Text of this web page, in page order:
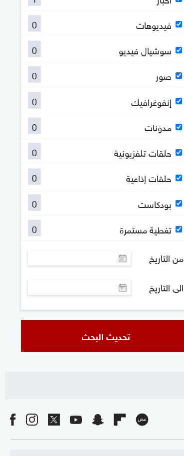
فيديوهات
0
سوشيال فيديو
0
صور
0
إنفوغرافيك
0
مدونات
0
حلقات تلفزيونية
0
حلقات إذاعية
0
بودكاست
0
تغطية مستمرة
0
من التاريخ
الى التاريخ
تحديث البحث